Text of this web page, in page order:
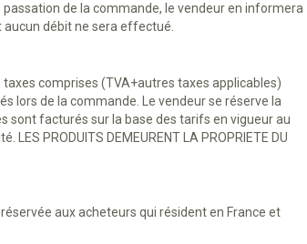
de la commande, le vendeur en informera
débit ne sera effectué.
comprises (TVA+autres taxes applicables)
lors de la commande. Le vendeur se réserve la
sont facturés sur la base des tarifs en vigueur au
PRODUITS DEMEURENT LA PROPRIETE DU
aux acheteurs qui résident en France et